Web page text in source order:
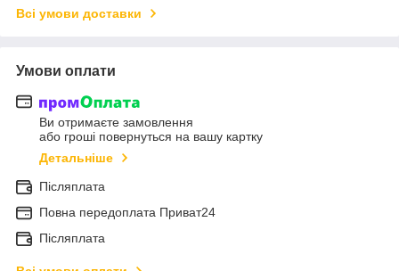
Всі умови доставки
Умови оплати
Ви отримаєте замовлення
або гроші повернуться на вашу картку
Детальніше
Післяплата
Повна передоплата Приват24
Післяплата